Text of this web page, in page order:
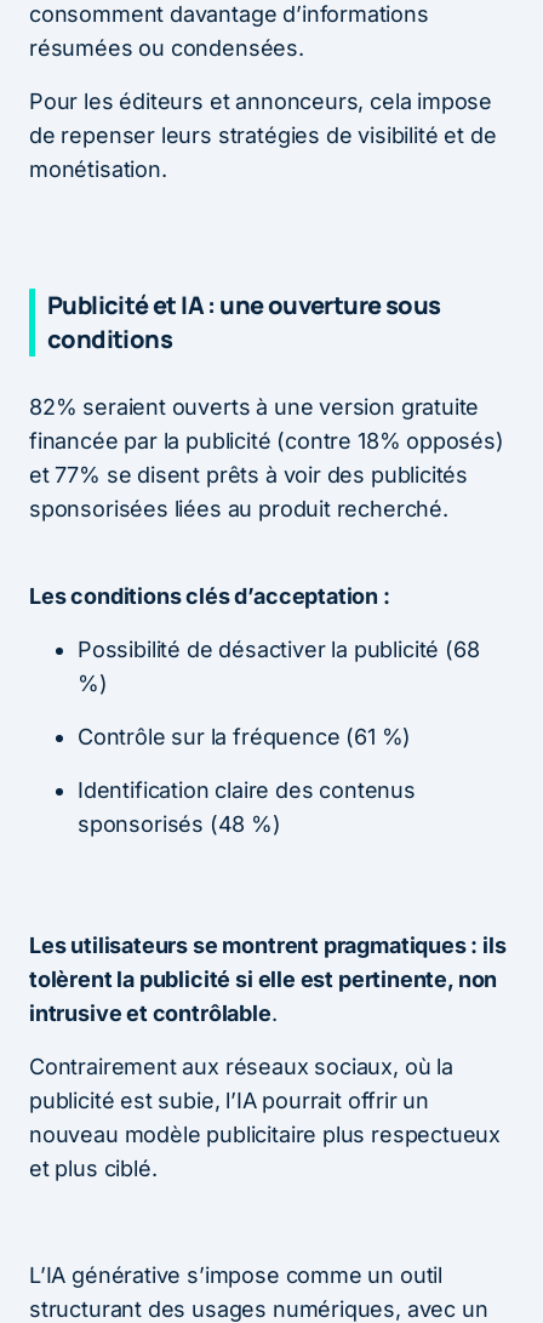
consomment davantage d’informations
résumées ou condensées.
Pour les éditeurs et annonceurs, cela impose
de repenser leurs stratégies de visibilité et de
monétisation.
Publicité et IA : une ouverture sous
conditions
82% seraient ouverts à une version gratuite
financée par la publicité (contre 18% opposés)
et 77% se disent prêts à voir des publicités
sponsorisées liées au produit recherché.
Les conditions clés d’acceptation :
Possibilité de désactiver la publicité (68
%)
Contrôle sur la fréquence (61 %)
Identification claire des contenus
sponsorisés (48 %)
Les utilisateurs se montrent pragmatiques : ils
tolèrent la publicité si elle est pertinente, non
intrusive et contrôlable.
Contrairement aux réseaux sociaux, où la
publicité est subie, l’IA pourrait offrir un
nouveau modèle publicitaire plus respectueux
et plus ciblé.
L’IA générative s’impose comme un outil
structurant des usages numériques, avec un